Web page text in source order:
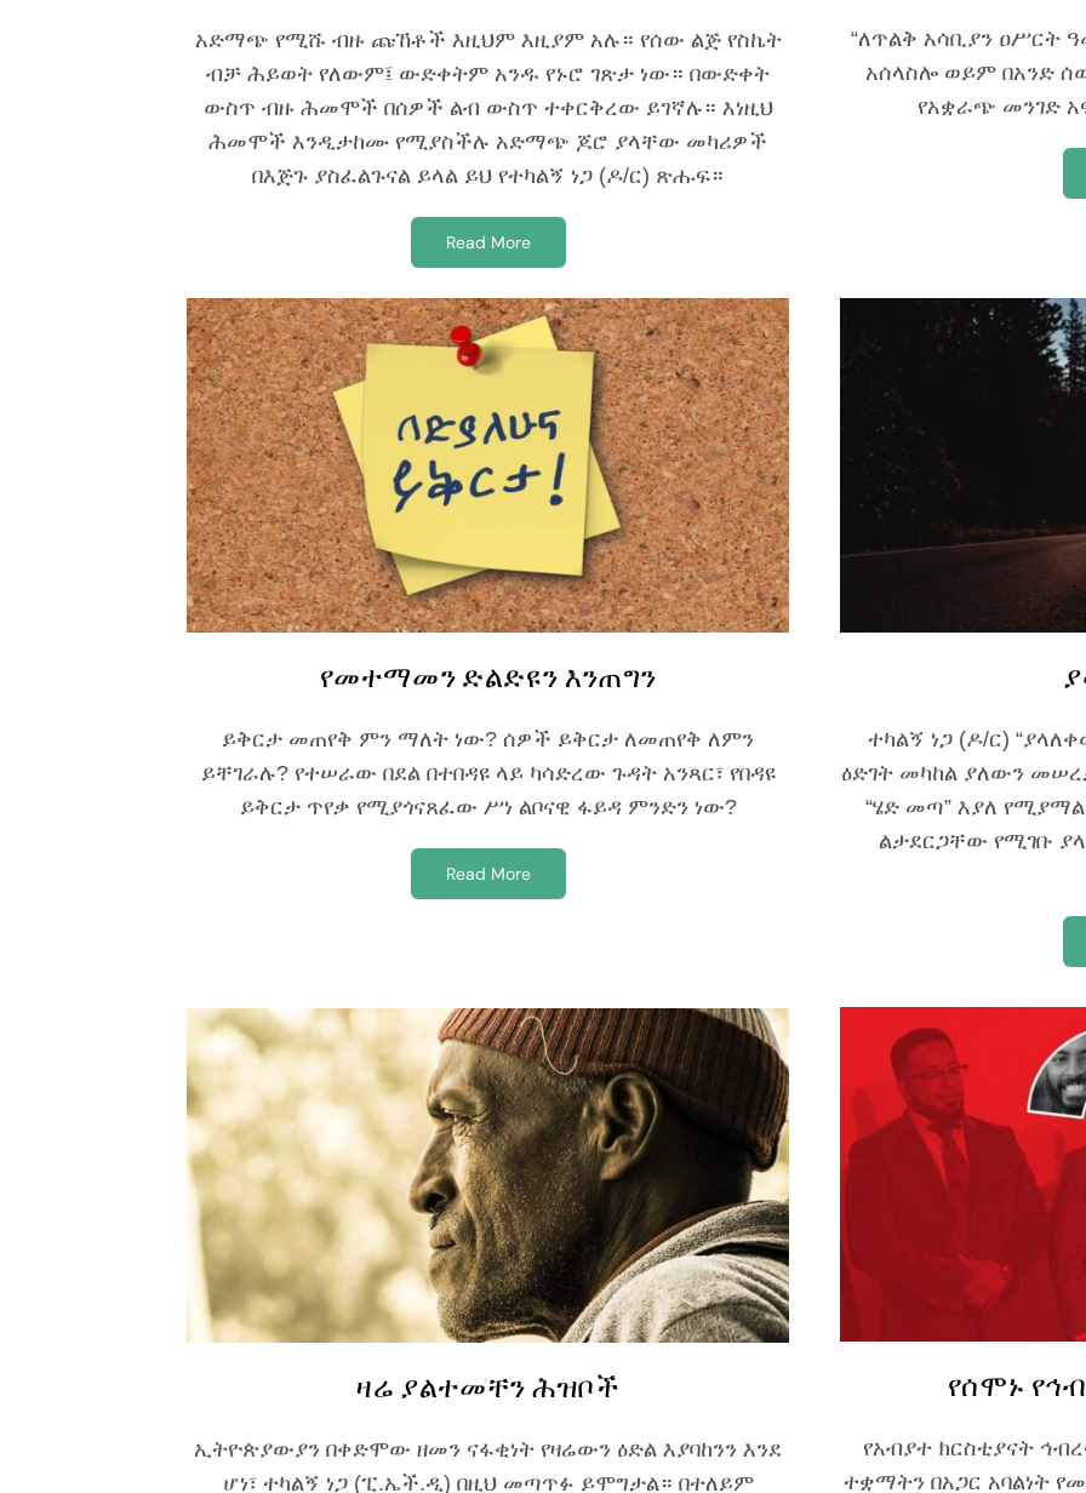
አድማጭ የሚሹ ብዙ ጩኸቶች እዚህም እዚያም አሉ። የሰው ልጅ የስኬት
ብቻ ሕይወት የለውም፤ ውድቀትም አንዱ የኑሮ ገጽታ ነው። በውድቀት
ውስጥ ብዙ ሕመሞች በሰዎች ልብ ውስጥ ተቀርቅረው ይገኛሉ። እነዚህ
ሕመሞች እንዲታከሙ የሚያስችሉ አድማጭ ጆሮ ያላቸው መካሪዎች
በእጅጉ ያስፈልጉናል ይላል ይህ የተካልኝ ነጋ (ዶ/ር) ጽሑፍ።
Read More
“ለጥልቅ አሳቢያን ዐሥርት
አሰላስሎ ወይም በአንድ
የአቋራጭ መንገድ
የመተማመን ድልድዩን እንጠግን
ይቅርታ መጠየቅ ምን ማለት ነው? ሰዎች ይቅርታ ለመጠየቅ ለምን
ይቸገራሉ? የተሠራው በደል በተበዳዩ ላይ ካሳድረው ጉዳት አንጻር፣ የበዳዩ
ይቅርታ ጥየቃ የሚያጎናጸፈው ሥነ ልቦናዊ ፋይዳ ምንድን ነው?
Read More
ተካልኝ ነጋ (ዶ/ር)
ዕድገት መካከል ያለውን
“ሄድ መጣ” እያለ
ልታደርጋቸው የሚገቡ
ዛሬ ያልተመቸን ሕዝቦች
ኢትዮጵያውያን በቀድሞው ዘመን ናፋቂነት የዛሬውን ዕድል እያባከንን እንደ
ሆነ፣ ተካልኝ ነጋ (ፒ.ኤች.ዲ) በዚህ መጣጥፉ ይሞግታል። በተለይም
የሰሞኑ
የአብያተ ክርስቲያናት
ተቋማትን በአጋር አባልነት